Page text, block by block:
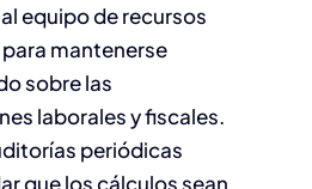
equipo de recursos
mantenerse
sobre las
laborales y fiscales.
periódicas
que los cálculos sean